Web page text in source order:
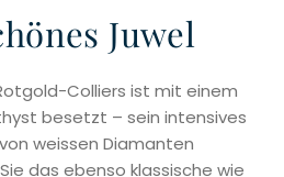
Juwel
Colliers ist mit einem
besetzt – sein intensives
weissen Diamanten
das ebenso klassische wie